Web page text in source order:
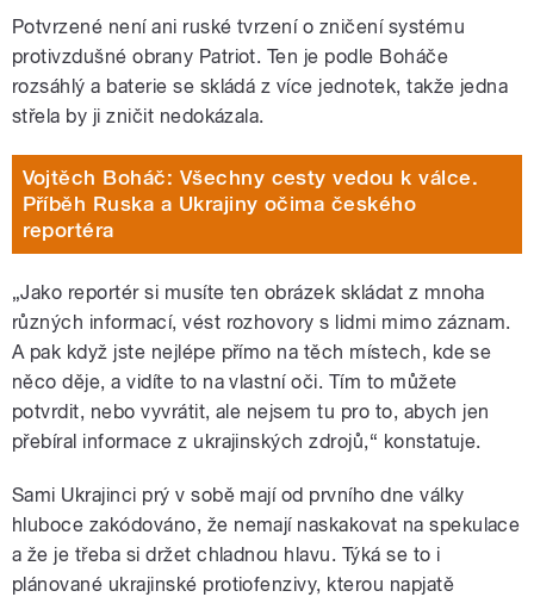
Potvrzené není ani ruské tvrzení o zničení systému
protivzdušné obrany Patriot. Ten je podle Boháče
rozsáhlý a baterie se skládá z více jednotek, takže jedna
střela by ji zničit nedokázala.
Vojtěch Boháč: Všechny cesty vedou k válce.
Příběh Ruska a Ukrajiny očima českého
reportéra
„Jako reportér si musíte ten obrázek skládat z mnoha
různých informací, vést rozhovory s lidmi mimo záznam.
A pak když jste nejlépe přímo na těch místech, kde se
něco děje, a vidíte to na vlastní oči. Tím to můžete
potvrdit, nebo vyvrátit, ale nejsem tu pro to, abych jen
přebíral informace z ukrajinských zdrojů,“ konstatuje.
Sami Ukrajinci prý v sobě mají od prvního dne války
hluboce zakódováno, že nemají naskakovat na spekulace
a že je třeba si držet chladnou hlavu. Týká se to i
plánované ukrajinské protiofenzivy, kterou napjatě